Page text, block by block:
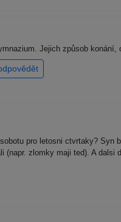
Jejich způsob
pro letosni ctvrtaky? Syn
zlomky maji ted). A